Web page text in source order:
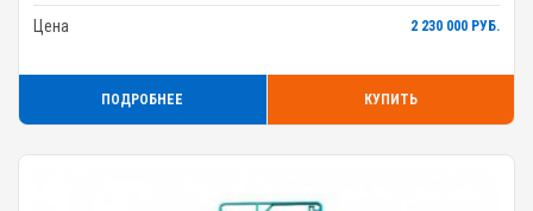
Цена 2 230 000 РУБ.
ПОДРОБНЕЕ КУПИТЬ